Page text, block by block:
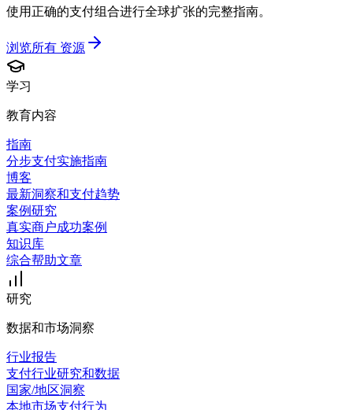
使用正确的支付组合进行全球扩张的完整指南。
浏览所有 资源
学习
教育内容
指南
分步支付实施指南
博客
最新洞察和支付趋势
案例研究
真实商户成功案例
知识库
综合帮助文章
研究
数据和市场洞察
行业报告
支付行业研究和数据
国家/地区洞察
本地市场支付行为